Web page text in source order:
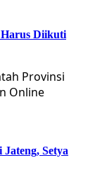
Harus Diikuti
Provinsi
Online
Setya